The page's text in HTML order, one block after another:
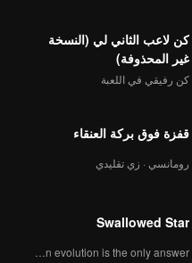
كن لاعب الثاني لي (النسخة
غير المحذوفة)
كن رفيقي في اللعبة
قفزة فوق بركة العنقاء
رومانسي · زي تقليدي
Swallowed Star
Human evolution is the only answer.